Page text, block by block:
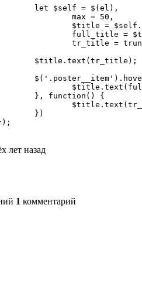
лет назад
1 комментарий